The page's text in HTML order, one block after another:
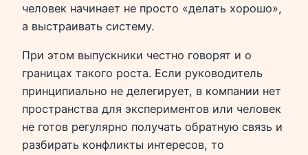
человек начинает не просто «делать хорошо»,
а выстраивать систему.
При этом выпускники честно говорят и о
границах такого роста. Если руководитель
принципиально не делегирует, в компании нет
пространства для экспериментов или человек
не готов регулярно получать обратную связь и
разбирать конфликты интересов, то